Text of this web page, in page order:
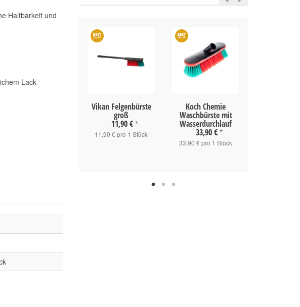
Haltbarkeit und
Lack
Vikan Felgenbürste
groß
11,90 € *
11,90 € pro 1 Stück
Koch Chemie
Waschbürste mit
Wasserdurchlauf
33,90 € *
33,90 € pro 1 Stück